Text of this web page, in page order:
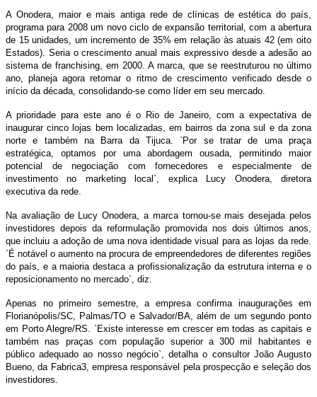
A Onodera, maior e mais antiga rede de clínicas de estética do país,
programa para 2008 um novo ciclo de expansão territorial, com a abertura
de 15 unidades, um incremento de 35% em relação às atuais 42 (em oito
Estados). Seria o crescimento anual mais expressivo desde a adesão ao
sistema de franchising, em 2000. A marca, que se reestruturou no último
ano, planeja agora retomar o ritmo de crescimento verificado desde o
início da década, consolidando-se como líder em seu mercado.
A prioridade para este ano é o Rio de Janeiro, com a expectativa de
inaugurar cinco lojas bem localizadas, em bairros da zona sul e da zona
norte e também na Barra da Tijuca. `Por se tratar de uma praça
estratégica, optamos por uma abordagem ousada, permitindo maior
potencial de negociação com fornecedores e especialmente de
investimento no marketing local`, explica Lucy Onodera, diretora
executiva da rede.
Na avaliação de Lucy Onodera, a marca tornou-se mais desejada pelos
investidores depois da reformulação promovida nos dois últimos anos,
que incluiu a adoção de uma nova identidade visual para as lojas da rede.
`É notável o aumento na procura de empreendedores de diferentes regiões
do país, e a maioria destaca a profissionalização da estrutura interna e o
reposicionamento no mercado`, diz.
Apenas no primeiro semestre, a empresa confirma inaugurações em
Florianópolis/SC, Palmas/TO e Salvador/BA, além de um segundo ponto
em Porto Alegre/RS. `Existe interesse em crescer em todas as capitais e
também nas praças com população superior a 300 mil habitantes e
público adequado ao nosso negócio`, detalha o consultor João Augusto
Bueno, da Fabrica3, empresa responsável pela prospecção e seleção dos
investidores.